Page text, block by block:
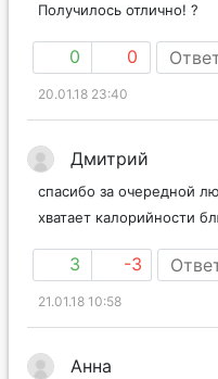
Получилось отлично! ?
0 0
20.01.18 23:40
Дмитрий
спасибо за очередной
хватает калорийности
3 -3
21.01.18 10:58
Анна